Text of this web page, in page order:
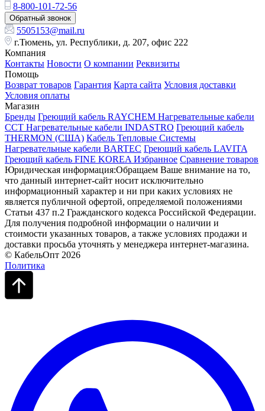
8-800-101-72-56
Обратный звонок
5505153@mail.ru
г.Тюмень, ул. Республики, д. 207, офис 222
Компания
Контакты Новости О компании Реквизиты
Помощь
Возврат товаров Гарантия Карта сайта Условия доставки
Условия оплаты
Магазин
Бренды Греющий кабель RAYCHEM Нагревательные кабели
ССТ Нагревательные кабели INDASTRO Греющий кабель
THERMON (США) Кабель Тепловые Системы
Нагревательные кабели BARTEC Греющий кабель LAVITA
Греющий кабель FINE KOREA Избранное Сравнение товаров
Юридическая информация:Обращаем Ваше внимание на то,
что данный интернет-сайт носит исключительно
информационный характер и ни при каких условиях не
является публичной офертой, определяемой положениями
Статьи 437 п.2 Гражданского кодекса Российской Федерации.
Для получения подробной информации о наличии и
стоимости указанных товаров, а также условиях продажи и
доставки просьба уточнять у менеджера интернет-магазина.
© КабельОпт 2026
Политика